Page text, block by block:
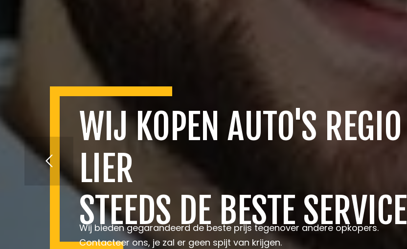
WIJ KOPEN AUTO'S REGIO
LIER
STEEDS DE BESTE SERVICE
Wij bieden gegarandeerd de beste prijs tegenover andere opkopers.
Contacteer ons, je zal er geen spijt van krijgen.